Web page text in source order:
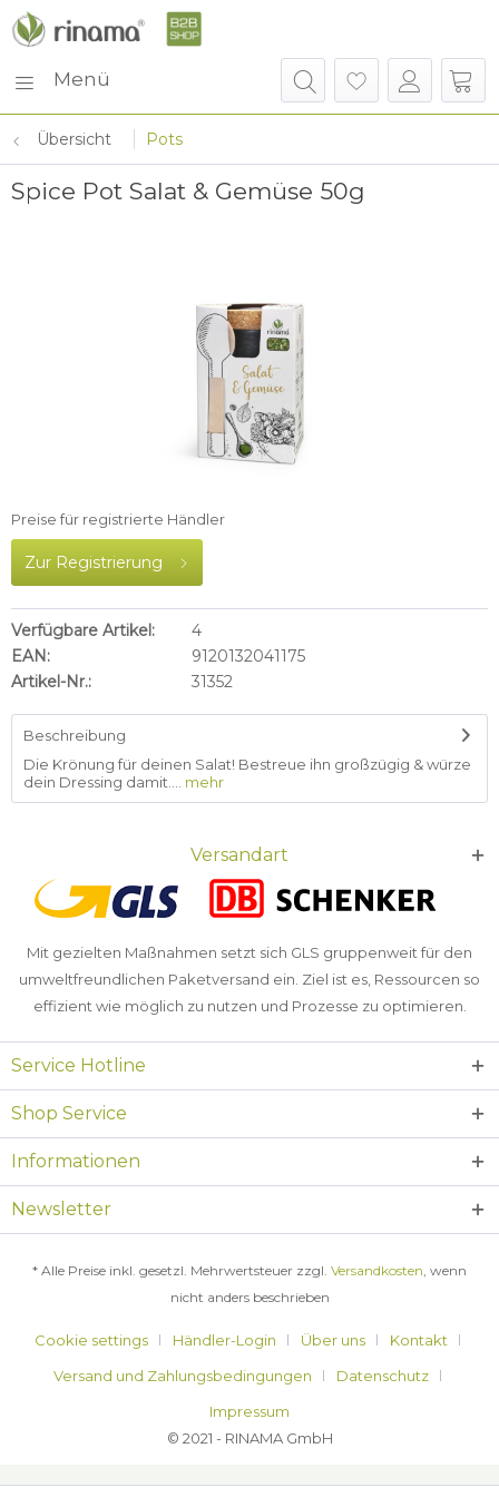
Menü
Übersicht Pots
Spice Pot Salat & Gemüse 50g
Preise für registrierte Händler
Zur Registrierung
Verfügbare Artikel:
4
EAN:
9120132041175
Artikel-Nr.:
31352
Beschreibung
Die Krönung für deinen Salat! Bestreue ihn großzügig & würze
dein Dressing damit....
mehr
Versandart
Mit gezielten Maßnahmen setzt sich GLS gruppenweit für den
umweltfreundlichen Paketversand ein. Ziel ist es, Ressourcen so
effizient wie möglich zu nutzen und Prozesse zu optimieren.
Service Hotline
Shop Service
Informationen
Newsletter
* Alle Preise inkl. gesetzl. Mehrwertsteuer zzgl. Versandkosten, wenn
nicht anders beschrieben
Cookie settings Händler-Login Über uns
Kontakt
Versand und Zahlungsbedingungen
Datenschutz
Impressum
© 2021 - RINAMA GmbH